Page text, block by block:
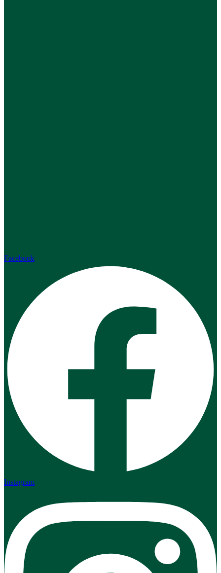
Facebook
Instagram